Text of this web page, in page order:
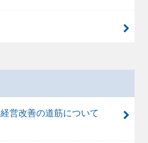
経営改善の道筋について